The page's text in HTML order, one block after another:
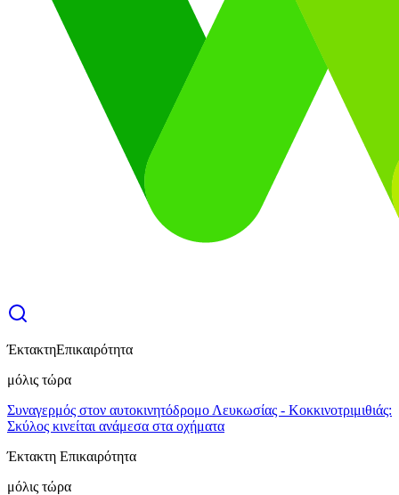
ΈκτακτηΕπικαιρότητα
μόλις τώρα
Συναγερμός στον αυτοκινητόδρομο Λευκωσίας - Κοκκινοτριμιθιάς:
Σκύλος κινείται ανάμεσα στα οχήματα
Έκτακτη Επικαιρότητα
μόλις τώρα